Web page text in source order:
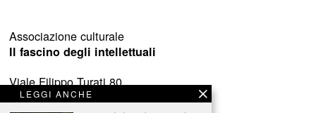
Associazione culturale
Il fascino degli intellettuali
Viale Filippo Turati 80
c/o Castelnovo
LEGGI ANCHE